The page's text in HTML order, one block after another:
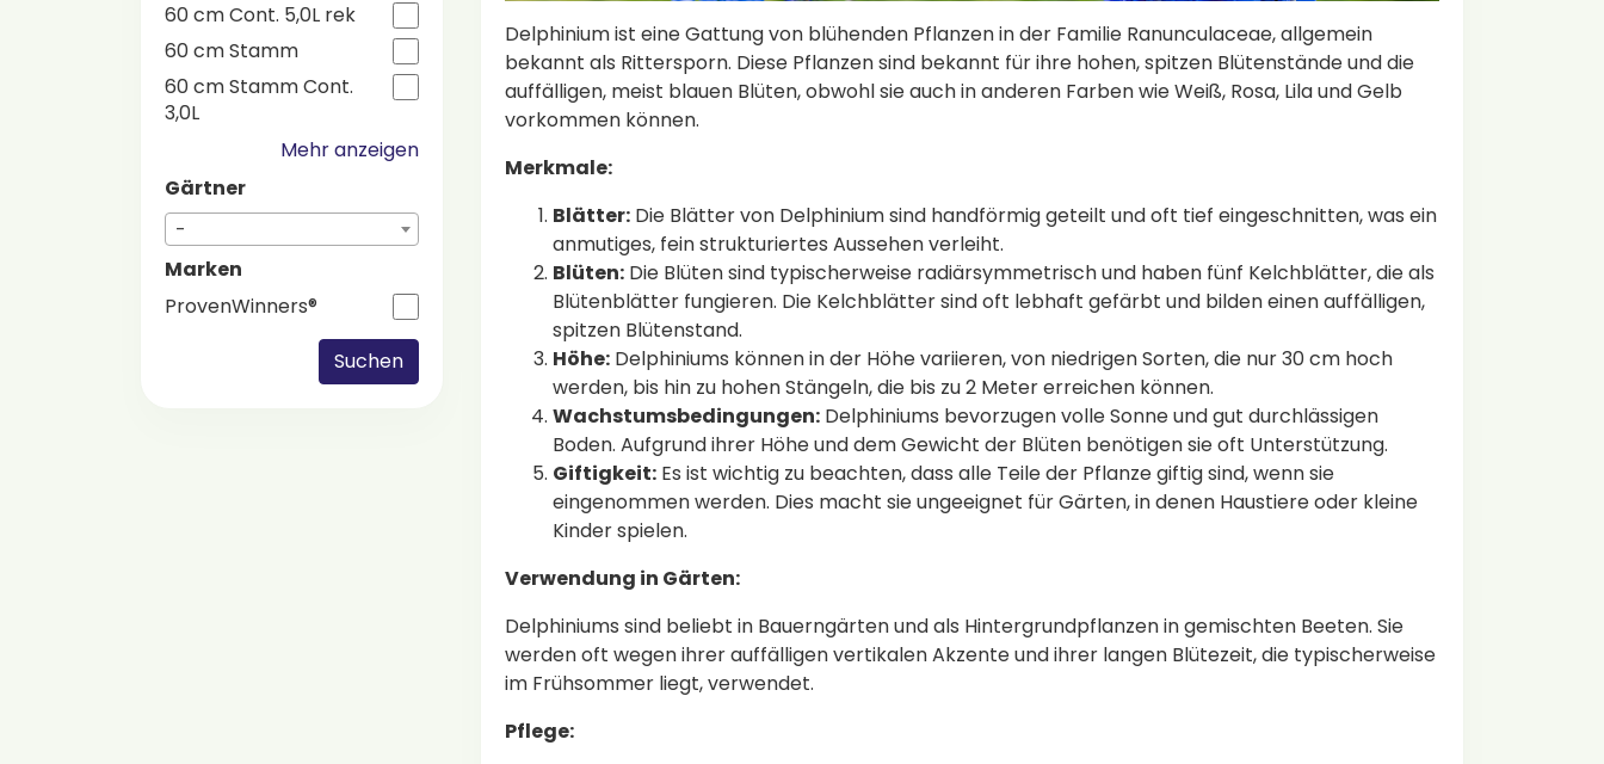
60 cm Cont. 5,0L rek
60 cm Stamm
60 cm Stamm Cont.
3,0L
Mehr anzeigen
Gärtner
-
Marken
ProvenWinners®
Suchen
Delphinium ist eine Gattung von blühenden Pflanzen in der Familie Ranunculaceae, allgemein
bekannt als Rittersporn. Diese Pflanzen sind bekannt für ihre hohen, spitzen Blütenstände und die
auffälligen, meist blauen Blüten, obwohl sie auch in anderen Farben wie Weiß, Rosa, Lila und Gelb
vorkommen können.
Merkmale:
Blätter: Die Blätter von Delphinium sind handförmig geteilt und oft tief eingeschnitten, was ein
anmutiges, fein strukturiertes Aussehen verleiht.
Blüten: Die Blüten sind typischerweise radiärsymmetrisch und haben fünf Kelchblätter, die als
Blütenblätter fungieren. Die Kelchblätter sind oft lebhaft gefärbt und bilden einen auffälligen,
spitzen Blütenstand.
Höhe: Delphiniums können in der Höhe variieren, von niedrigen Sorten, die nur 30 cm hoch
werden, bis hin zu hohen Stängeln, die bis zu 2 Meter erreichen können.
Wachstumsbedingungen: Delphiniums bevorzugen volle Sonne und gut durchlässigen
Boden. Aufgrund ihrer Höhe und dem Gewicht der Blüten benötigen sie oft Unterstützung.
Giftigkeit: Es ist wichtig zu beachten, dass alle Teile der Pflanze giftig sind, wenn sie
eingenommen werden. Dies macht sie ungeeignet für Gärten, in denen Haustiere oder kleine
Kinder spielen.
Verwendung in Gärten:
Delphiniums sind beliebt in Bauerngärten und als Hintergrundpflanzen in gemischten Beeten. Sie
werden oft wegen ihrer auffälligen vertikalen Akzente und ihrer langen Blütezeit, die typischerweise
im Frühsommer liegt, verwendet.
Pflege: